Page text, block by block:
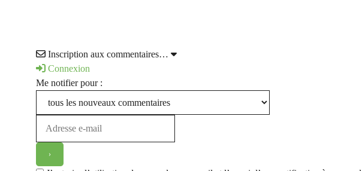
Inscription aux commentaires…
Connexion
Me notifier pour :